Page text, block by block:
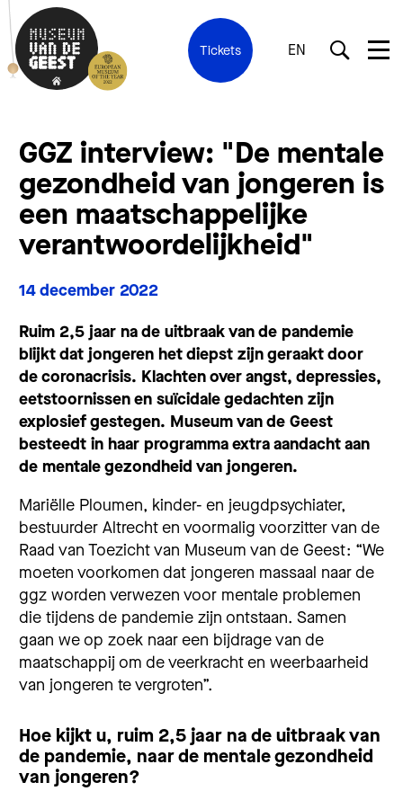
Tickets EN
GGZ interview: "De mentale
gezondheid van jongeren is
een maatschappelijke
verantwoordelijkheid"
14 december 2022
Ruim 2,5 jaar na de uitbraak van de pandemie
blijkt dat jongeren het diepst zijn geraakt door
de coronacrisis. Klachten over angst, depressies,
eetstoornissen en suïcidale gedachten zijn
explosief gestegen. Museum van de Geest
besteedt in haar programma extra aandacht aan
de mentale gezondheid van jongeren.
Mariëlle Ploumen, kinder- en jeugdpsychiater,
bestuurder Altrecht en voormalig voorzitter van de
Raad van Toezicht van Museum van de Geest: “We
moeten voorkomen dat jongeren massaal naar de
ggz worden verwezen voor mentale problemen
die tijdens de pandemie zijn ontstaan. Samen
gaan we op zoek naar een bijdrage van de
maatschappij om de veerkracht en weerbaarheid
van jongeren te vergroten”.
Hoe kijkt u, ruim 2,5 jaar na de uitbraak van
de pandemie, naar de mentale gezondheid
van jongeren?